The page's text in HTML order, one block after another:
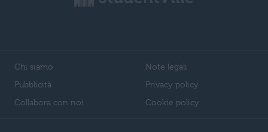
Chi siamo
Pubblicità
Collabora con noi
Note legali
Privacy policy
Cookie policy